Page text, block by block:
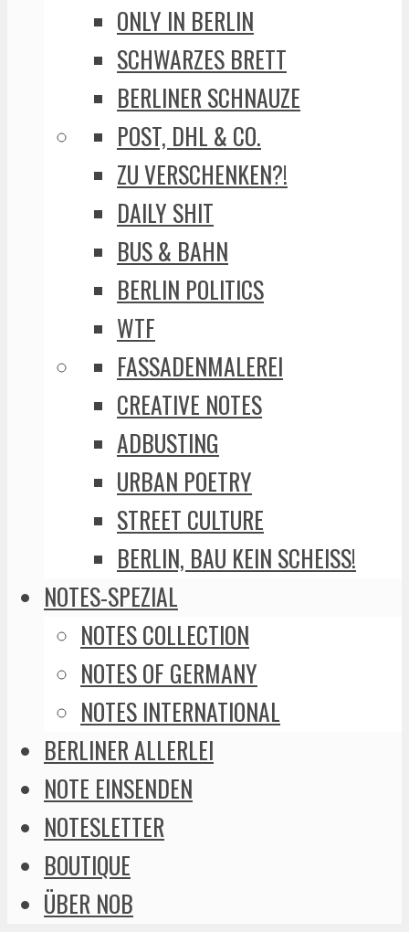
ONLY IN BERLIN
SCHWARZES BRETT
BERLINER SCHNAUZE
POST, DHL & CO.
ZU VERSCHENKEN?!
DAILY SHIT
BUS & BAHN
BERLIN POLITICS
WTF
FASSADENMALEREI
CREATIVE NOTES
ADBUSTING
URBAN POETRY
STREET CULTURE
BERLIN, BAU KEIN SCHEISS!
NOTES-SPEZIAL
NOTES COLLECTION
NOTES OF GERMANY
NOTES INTERNATIONAL
BERLINER ALLERLEI
NOTE EINSENDEN
NOTESLETTER
BOUTIQUE
ÜBER NOB